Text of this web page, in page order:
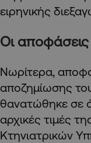
ειρηνικής
Οι αποφάσεις
Νωρίτερα,
αποζημίωσης
θανατώθηκε σε
αρχικές τιμές
Κτηνιατρικών